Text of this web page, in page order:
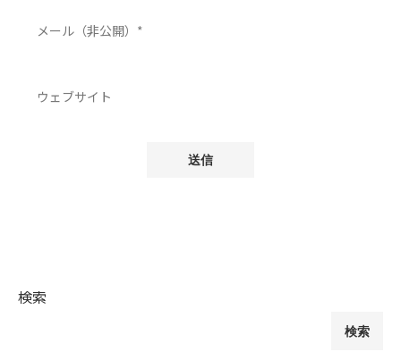
検索
検索